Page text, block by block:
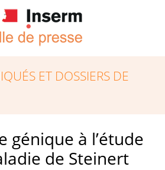
ET DOSSIERS DE
génique à l’étude
de Steinert